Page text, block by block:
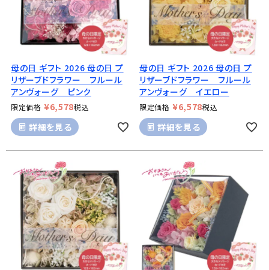
母の日 ギフト 2026 母の日 プ
リザーブドフラワー フルール
アンヴォーグ ピンク
限定価格 ¥6,578税込
詳細を見る
母の日 ギフト 2026 母の日 プ
リザーブドフラワー フルール
アンヴォーグ イエロー
限定価格 ¥6,578税込
詳細を見る